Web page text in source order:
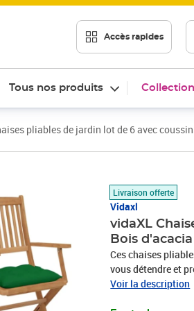
Accès rapides
Tous nos produits
pliables de jardin lot de 6 avec
Livraison offerte
Vidaxl
vidaXL
Bois d'acacia
Ces chaises
vous détendre et
sont fabriquées en
Voir la description
Prix 309,99€